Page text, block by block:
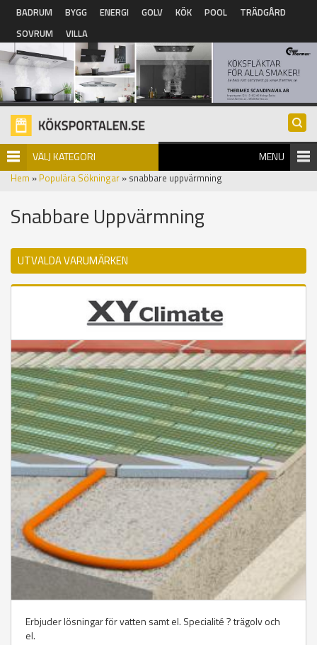
Hoppa till huvudinnehåll
BADRUM BYGG ENERGI GOLV KÖK POOL
TRÄDGÅRD
SOVRUM
VILLA
VÄLJ KATEGORI MENU
Hem » Populära Sökningar » snabbare uppvärmning
Snabbare Uppvärmning
UTVALDA VARUMÄRKEN
Erbjuder lösningar för vatten samt el. Specialité ? trägolv och
el.